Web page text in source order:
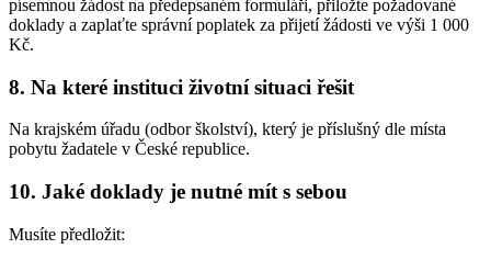
písemnou žádost na předepsaném formuláři, přiložte požadované
doklady a zaplaťte správní poplatek za přijetí žádosti ve výši 1 000
Kč.
8. Na které instituci životní situaci řešit
Na krajském úřadu (odbor školství), který je příslušný dle místa
pobytu žadatele v České republice.
10. Jaké doklady je nutné mít s sebou
Musíte předložit: